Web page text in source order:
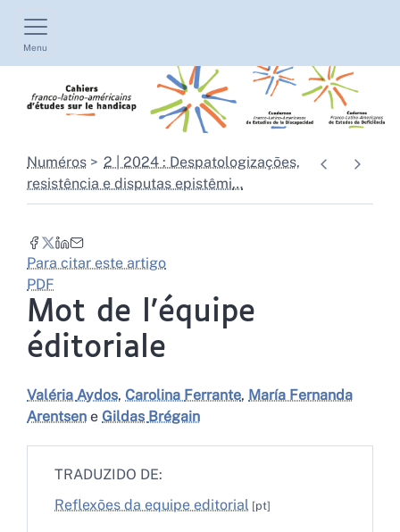
Menu
Numéros
2 | 2024 : Despatologizações,
resistência e disputas epistêmi…
Para citar este artigo
PDF
Mot de l’équipe
éditoriale
Valéria Aydos, Carolina Ferrante, María Fernanda
Arentsen e Gildas Brégain
TRADUZIDO DE:
Reflexões da equipe editorial